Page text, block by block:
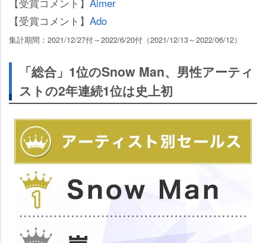
【受賞コメント】 Ado
集計期間：2021/12/27付～2022/6/20付（2021/12/13～2022/06/12）
「総合」1位のSnow Man、男性アーティ
ストの2年連続1位は史上初